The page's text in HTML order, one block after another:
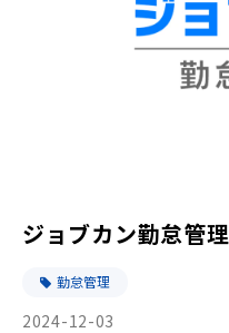
ジョブカン勤怠管理
勤怠管理
2024-12-03